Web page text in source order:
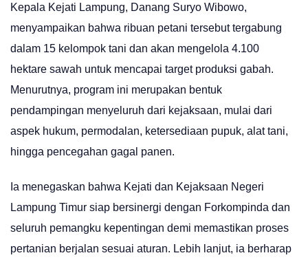
Kepala Kejati Lampung, Danang Suryo Wibowo,
menyampaikan bahwa ribuan petani tersebut tergabung
dalam 15 kelompok tani dan akan mengelola 4.100
hektare sawah untuk mencapai target produksi gabah.
Menurutnya, program ini merupakan bentuk
pendampingan menyeluruh dari kejaksaan, mulai dari
aspek hukum, permodalan, ketersediaan pupuk, alat tani,
hingga pencegahan gagal panen.
Ia menegaskan bahwa Kejati dan Kejaksaan Negeri
Lampung Timur siap bersinergi dengan Forkompinda dan
seluruh pemangku kepentingan demi memastikan proses
pertanian berjalan sesuai aturan. Lebih lanjut, ia berharap